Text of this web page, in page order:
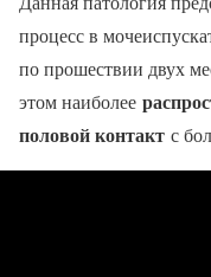
процесс в
по прошествии двух
этом наиболее
половой контакт с